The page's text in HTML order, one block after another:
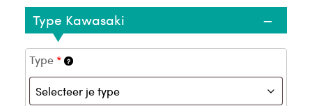
Type Kawasaki –
Type *